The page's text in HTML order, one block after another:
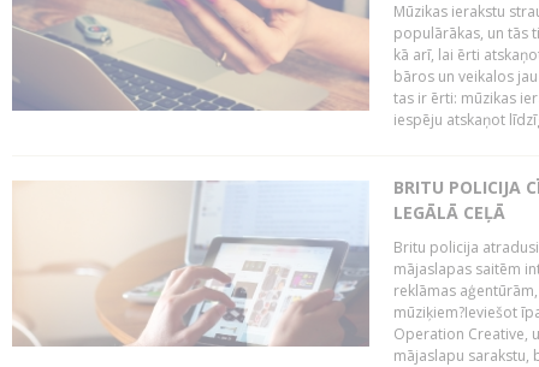
Mūzikas ierakstu
populārākas, un tās
kā arī, lai ērti
bāros un veikalos
tas ir ērti: mūzikas
iespēju atskaņot
BRITU POLICIJA
LEGĀLĀ CEĻĀ
Britu policija
mājaslapas saitēm
reklāmas
mūziķiem?Ieviešot
Operation Creative,
mājaslapu sarakstu,